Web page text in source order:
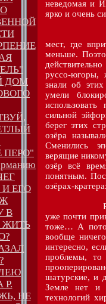
ДОМ
ПЕРО"
ЕГО
В
ЖИТЬ
Р.
НЕ
неведомая и
ярко и очень
мест, где
меньше.
руссо-
знали об
умели
сильной
берег этих
озёра
Сменились
верящие
озёр всё
понятным.
озёрах-
уже почти
тоже… А
вообще
интересно,
проблемы,
шатурские, и
Земле нет и
технологий